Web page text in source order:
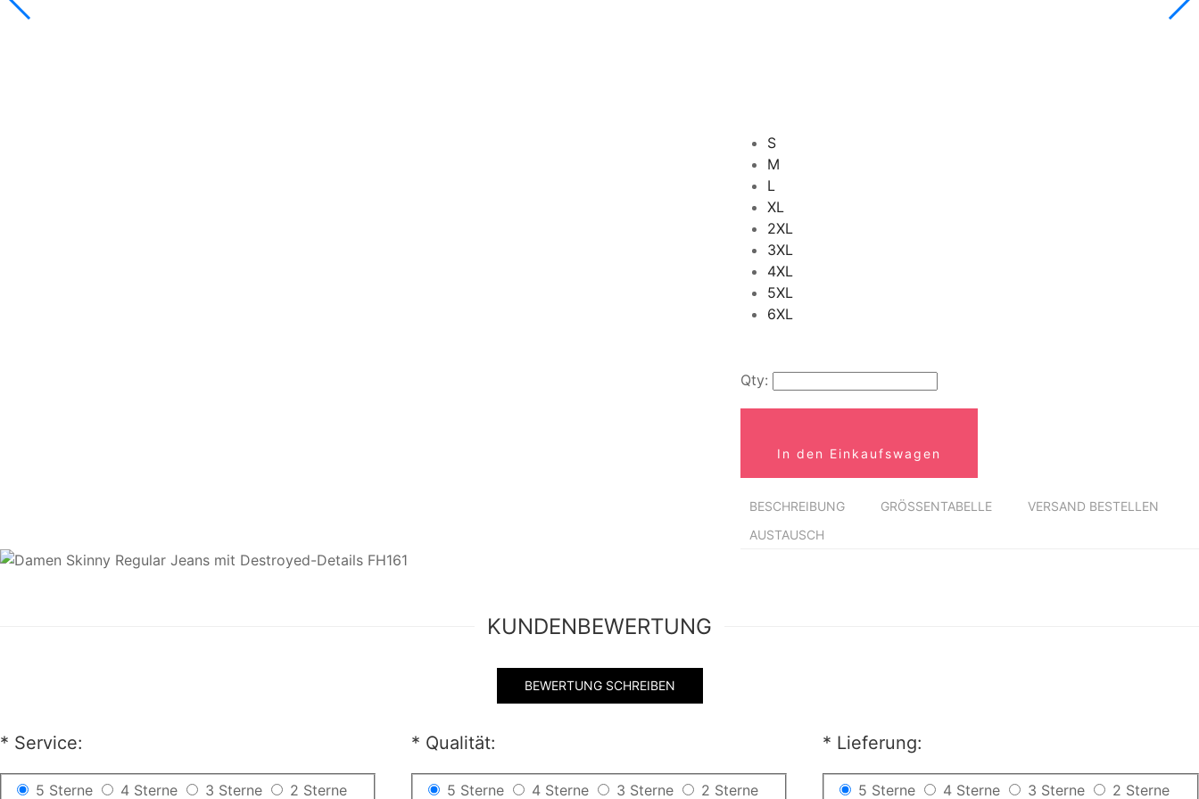
S
M
L
XL
2XL
3XL
4XL
5XL
6XL
Qty:
In den Einkaufswagen
BESCHREIBUNG GRÖSSENTABELLE
VERSAND BESTELLEN
AUSTAUSCH
KUNDENBEWERTUNG
BEWERTUNG SCHREIBEN
* Service:
5 Sterne 4 Sterne 3 Sterne
2 Sterne
* Qualität:
5 Sterne 4 Sterne 3 Sterne
2 Sterne
* Lieferung:
5 Sterne 4 Sterne 3 Sterne
2 Sterne